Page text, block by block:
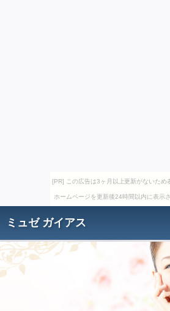
[PR] この広告は3ヶ月以上更新がないため
ホームページを更新後24時間以内に表示
ミュゼ ガイアス